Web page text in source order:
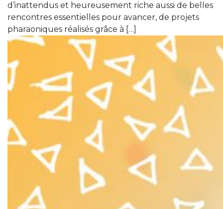
d’inattendus et heureusement riche aussi de belles
rencontres essentielles pour avancer, de projets
pharaoniques réalisés grâce à […]